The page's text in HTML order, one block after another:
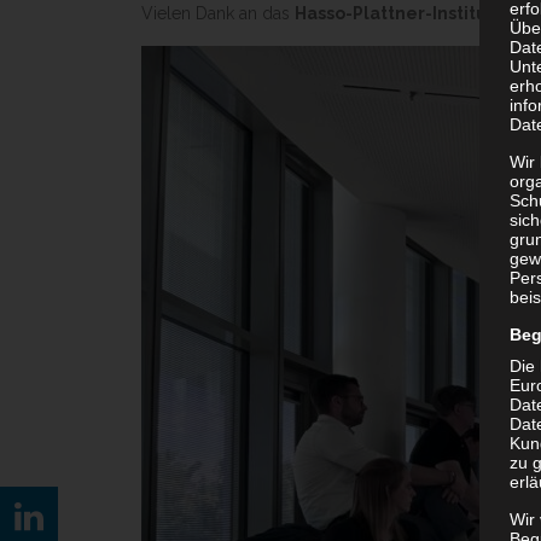
Vielen Dank an das Hasso-Plattner-Institut , die
Wir
Die
zu
Wir